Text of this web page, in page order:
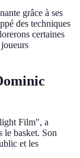
grâce à ses
des techniques
certaines
Film", a
le basket. Son
et les